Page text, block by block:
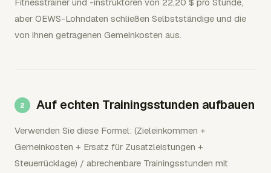
aber OEWS-Lohndaten schließen Selbstständige und die
von ihnen getragenen Gemeinkosten aus.
Auf echten Trainingsstunden aufbauen
Verwenden Sie diese Formel: (Zieleinkommen +
Gemeinkosten + Ersatz für Zusatzleistungen +
Steuerrücklage) / abrechenbare Trainingsstunden mit